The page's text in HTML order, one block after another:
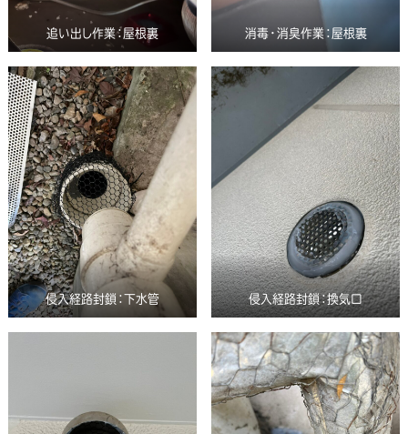
追い出し作業：屋根裏 消毒・消臭作業：屋根裏
侵入経路封鎖：下水管 侵入経路封鎖：換気口